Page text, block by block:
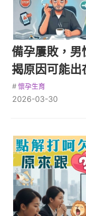
備孕屢敗，男
揭原因可能出
# 懷孕生育
2026-03-30